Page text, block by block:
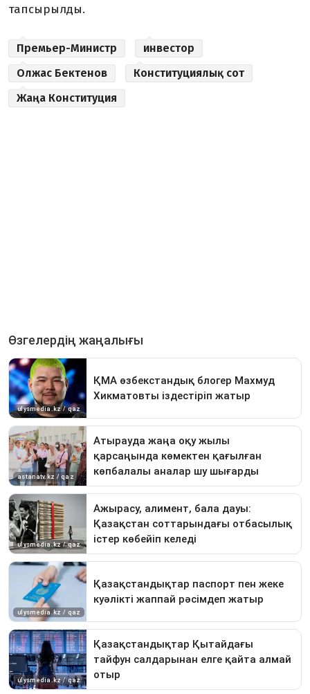
тапсырылды.
Премьер-Министр
инвестор
Олжас Бектенов
Конституциялық сот
Жаңа Конституция